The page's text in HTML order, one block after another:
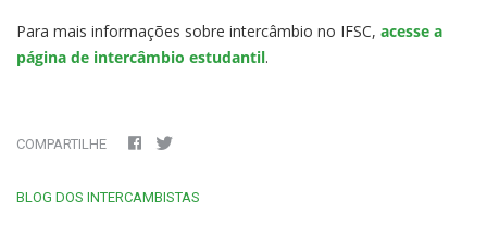
Para mais informações sobre intercâmbio no IFSC, acesse a
página de intercâmbio estudantil.
COMPARTILHE
BLOG DOS INTERCAMBISTAS